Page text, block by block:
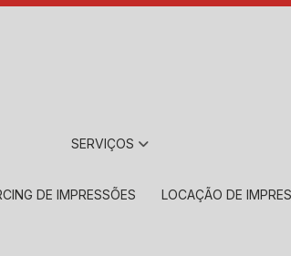
SERVIÇOS
DE IMPRESSÕES LOCAÇÃO DE